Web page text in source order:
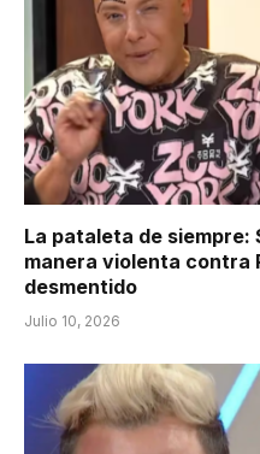
La pataleta de siempre:
manera violenta contra
desmentido
Julio 10, 2026